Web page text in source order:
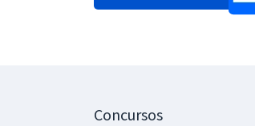
Concursos